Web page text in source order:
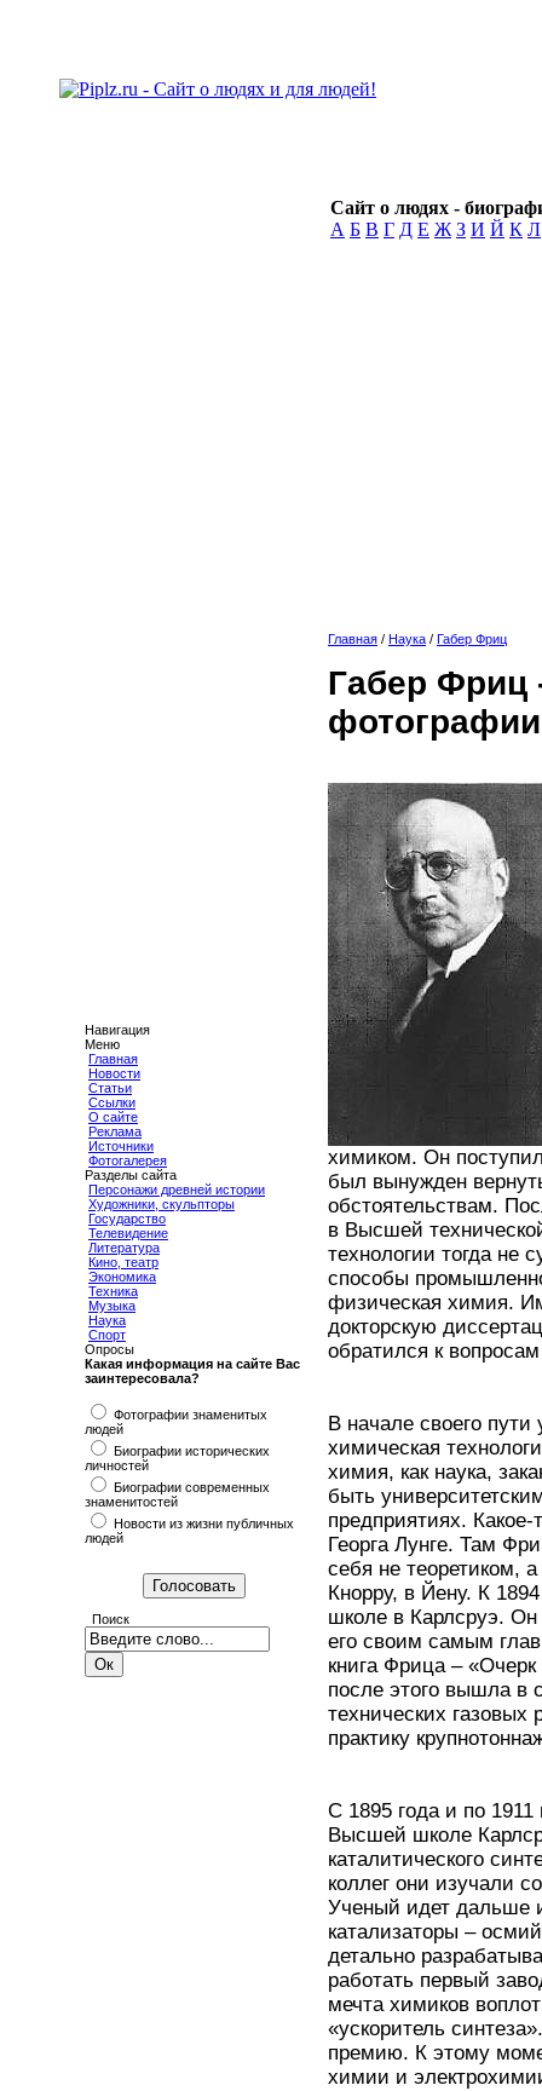
Сайт о людях -
А Б В Г Д Е Ж З И Й К Л
Навигация
Меню
Главная
Новости
Статьи
Ссылки
О сайте
Реклама
Источники
Фотогалерея
Разделы сайта
Персонажи древней истории
Художники, скульпторы
Государство
Телевидение
Литература
Кино, театр
Экономика
Техника
Музыка
Наука
Спорт
Опросы
Какая информация на сайте Вас
заинтересовала?
Фотографии знаменитых
людей
Биографии исторических
личностей
Биографии современных
знаменитостей
Новости из жизни публичных
людей
Поиск
Главная / Наука / Габер Фриц
Габер Фриц
химиком. Он
был вынужден
обстоятельствам.
в Высшей
технологии тогда не
способы
физическая химия.
докторскую
обратился к
В начале своего
химическая
химия, как наука,
быть
предприятиях.
Георга Лунге. Там
себя не теоретиком,
Кнорру, в Йену. К
школе в Карлсруэ. Он
его своим самым
книга Фрица –
после этого вышла в
технических
практику
С 1895 года и по
Высшей школе
каталитического
коллег они изучали
Ученый идет дальше
катализаторы –
детально
работать первый
мечта химиков
«ускоритель
премию. К этому
химии и